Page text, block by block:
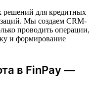
решений для кредитных
Мы создаем CRM-
проводить операции,
и формирование
в FinPay —